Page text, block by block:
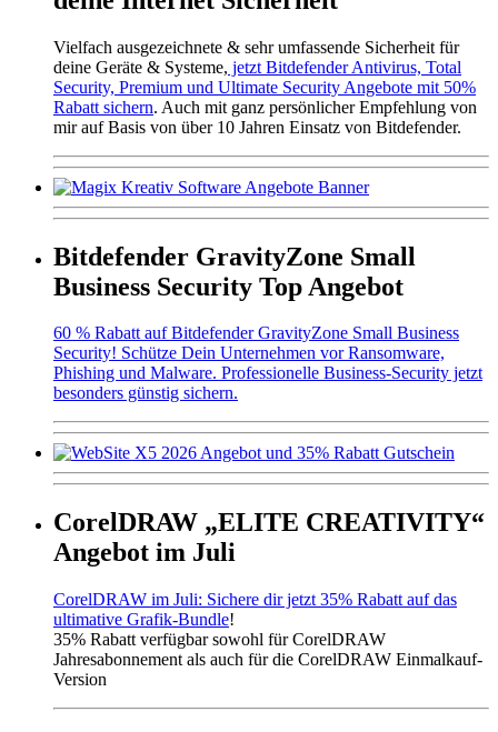
Vielfach ausgezeichnete & sehr umfassende Sicherheit für
deine Geräte & Systeme, jetzt Bitdefender Antivirus, Total
Security, Premium und Ultimate Security Angebote mit 50%
Rabatt sichern. Auch mit ganz persönlicher Empfehlung von
mir auf Basis von über 10 Jahren Einsatz von Bitdefender.
Bitdefender GravityZone Small
Business Security Top Angebot
60 % Rabatt auf Bitdefender GravityZone Small Business
Security! Schütze Dein Unternehmen vor Ransomware,
Phishing und Malware. Professionelle Business-Security jetzt
besonders günstig sichern.
CorelDRAW „ELITE CREATIVITY“
Angebot im Juli
CorelDRAW im Juli: Sichere dir jetzt 35% Rabatt auf das
ultimative Grafik-Bundle!
35% Rabatt verfügbar sowohl für CorelDRAW
Jahresabonnement als auch für die CorelDRAW Einmalkauf-
Version